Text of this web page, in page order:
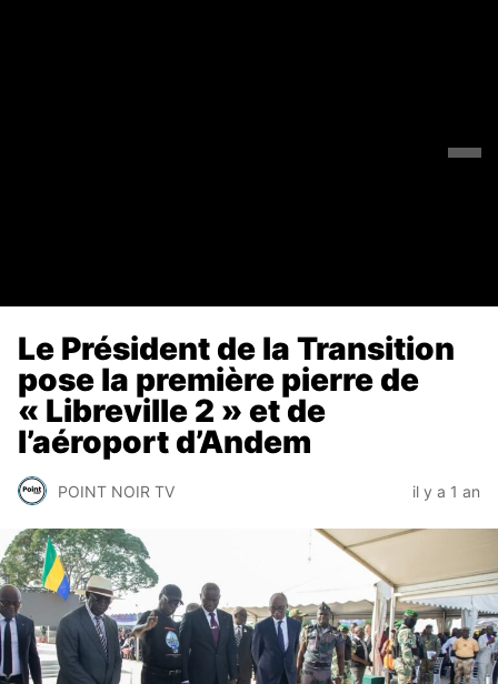
Le Président de la Transition
pose la première pierre de
« Libreville 2 » et de
l’aéroport d’Andem
POINT NOIR TV il y a 1 an